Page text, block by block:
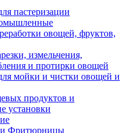
пастеризации
овощей, фруктов,
измельчения,
и протирки овощей
мойки и чистки овощей и
продуктов и
установки
Фритюрницы